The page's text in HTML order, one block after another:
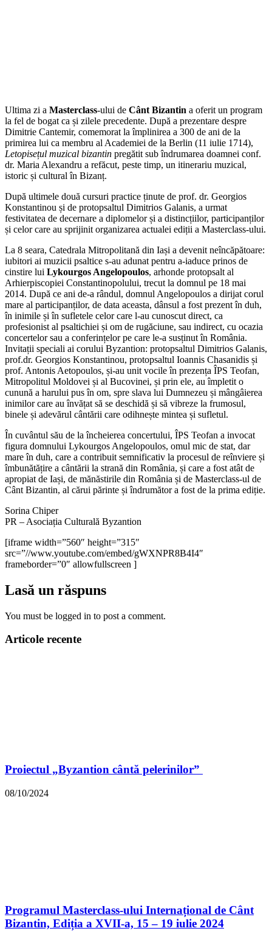
Ultima zi a Masterclass-ului de Cânt Bizantin a oferit un program
la fel de bogat ca și zilele precedente. După a prezentare despre
Dimitrie Cantemir, comemorat la împlinirea a 300 de ani de la
primirea lui ca membru al Academiei de la Berlin (11 iulie 1714),
Letopisețul muzical bizantin pregătit sub îndrumarea doamnei conf.
dr. Maria Alexandru a refăcut, peste timp, un itinerariu muzical,
istoric și cultural în Bizanț.
După ultimele două cursuri practice ținute de prof. dr. Georgios
Konstantinou și de protopsaltul Dimitrios Galanis, a urmat
festivitatea de decernare a diplomelor și a distincțiilor, participanților
și celor care au sprijinit organizarea actualei ediții a Masterclass-ului.
La 8 seara, Catedrala Mitropolitană din Iași a devenit neîncăpătoare:
iubitori ai muzicii psaltice s-au adunat pentru a-iaduce prinos de
cinstire lui Lykourgos Angelopoulos, arhonde protopsalt al
Arhierpiscopiei Constantinopolului, trecut la domnul pe 18 mai
2014. După ce ani de-a rândul, domnul Angelopoulos a dirijat corul
mare al participanților, de data aceasta, dânsul a fost prezent în duh,
în inimile și în sufletele celor care l-au cunoscut direct, ca
profesionist al psaltichiei și om de rugăciune, sau indirect, cu ocazia
concertelor sau a conferințelor pe care le-a susținut în România.
Invitații speciali ai corului Byzantion: protopsaltul Dimitrios Galanis,
prof.dr. Georgios Konstantinou, protopsaltul Ioannis Chasanidis și
prof. Antonis Aetopoulos, și-au unit vocile în prezența ÎPS Teofan,
Mitropolitul Moldovei și al Bucovinei, și prin ele, au împletit o
cunună a harului pus în om, spre slava lui Dumnezeu și mângâierea
inimilor care au învățat să se deschidă și să vibreze la frumosul,
binele și adevărul cântării care odihnește mintea și sufletul.
În cuvântul său de la încheierea concertului, ÎPS Teofan a invocat
figura domnului Lykourgos Angelopoulos, omul mic de stat, dar
mare în duh, care a contribuit semnificativ la procesul de reînviere și
îmbunătățire a cântării la strană din România, și care a fost atât de
apropiat de Iași, de mănăstirile din România și de Masterclass-ul de
Cânt Bizantin, al cărui părinte și îndrumător a fost de la prima ediție.
Sorina Chiper
PR – Asociația Culturală Byzantion
[iframe width=”560″ height=”315″
src=”//www.youtube.com/embed/gWXNPR8B4I4″
frameborder=”0″ allowfullscreen ]
Lasă un răspuns
You must be logged in to post a comment.
Articole recente
Proiectul „Byzantion cântă pelerinilor”
08/10/2024
Programul Masterclass-ului Internațional de Cânt
Bizantin, Ediția a XVII-a, 15 – 19 iulie 2024